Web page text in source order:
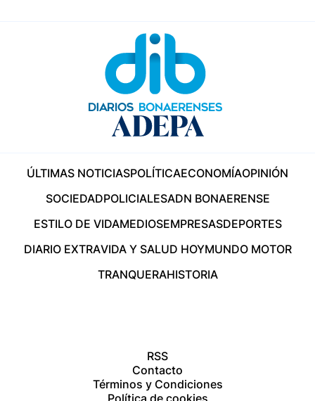
ÚLTIMAS NOTICIASPOLÍTICAECONOMÍAOPINIÓN
SOCIEDADPOLICIALESADN BONAERENSE
ESTILO DE VIDAMEDIOSEMPRESASDEPORTES
DIARIO EXTRAVIDA Y SALUD HOYMUNDO MOTOR
TRANQUERAHISTORIA
RSS
Contacto
Términos y Condiciones
Política de cookies